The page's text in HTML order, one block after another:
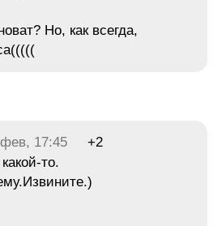
Но, как всегда,
17:45
+2
то.